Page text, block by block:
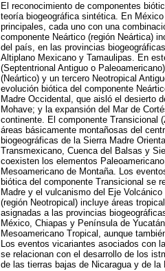
El reconocimiento de componentes
teoría biogeográfica sintética. En
principales, cada uno con una
componente Neártico (región Neártica)
del país, en las provincias
Altiplano Mexicano y Tamaulipas. En
(Septentrional Antiguo o
(Neártico) y un tercero Neotropical
evolución biótica del componente
Madre Occidental, que aisló el desierto
Mohave; y la expansión del Mar de
continente. El componente Transicional
áreas básicamente montañosas del
biogeográficas de la Sierra Madre
Transmexicano, Cuenca del Balsas y
coexisten los elementos
Mesoamericano de Montaña. Los
biótica del componente Transicional se
Madre y el vulcanismo del Eje
(región Neotropical) incluye áreas
asignadas a las provincias
México, Chiapas y Península de
Mesoamericano Tropical, aunque
Los eventos vicariantes asociados con
se relacionan con el desarrollo de los
de las tierras bajas de Nicaragua y de la